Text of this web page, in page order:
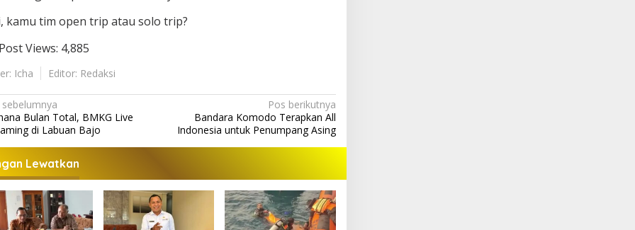
kamu tim open trip atau solo trip?
Post Views: 4,885
Icha Editor: Redaksi
sebelumnya
Bulan Total, BMKG Live
di Labuan Bajo
Pos berikutnya
Bandara Komodo Terapkan All
Indonesia untuk Penumpang Asing
Lewatkan